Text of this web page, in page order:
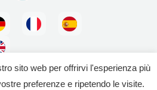
sito web per offrirvi l'esperienza più
preferenze e ripetendo le visite.